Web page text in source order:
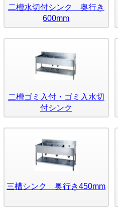
二槽水切付シンク 奥行き
600mm
二槽ゴミ入付・ゴミ入水切
付シンク
三槽シンク 奥行き450mm